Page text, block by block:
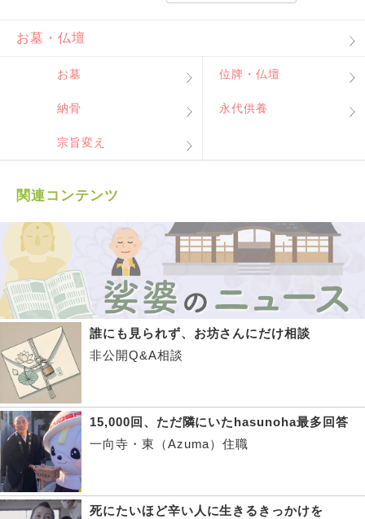
お墓・仏壇
お墓 位牌・仏壇
納骨 永代供養
宗旨変え
関連コンテンツ
誰にも見られず、お坊さんにだけ相談
非公開Q&A相談
15,000回、ただ隣にいたhasunoha最多回答
一向寺・東（Azuma）住職
死にたいほど辛い人に生きるきっかけを